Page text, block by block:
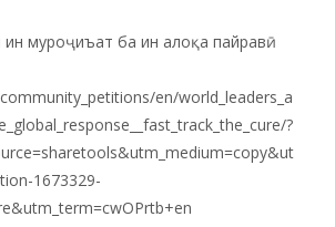
ин муроҷиъат ба ин алоқа пайравӣ
en/world_leaders_a
?
1673329-